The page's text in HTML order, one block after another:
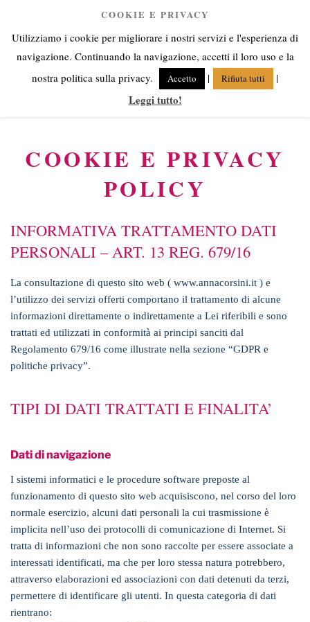
contenuto
Anna Corsini
Angeli fra cielo e terra
Menu
COOKIE E PRIVACY
POLICY
INFORMATIVA TRATTAMENTO DATI
PERSONALI – ART. 13 REG. 679/16
La consultazione di questo sito web ( www.annacorsini.it ) e
l’utilizzo dei servizi offerti comportano il trattamento di alcune
informazioni direttamente o indirettamente a Lei riferibili e sono
trattati ed utilizzati in conformità ai principi sanciti dal
Regolamento 679/16 come illustrate nella sezione “GDPR e
politiche privacy”.
TIPI DI DATI TRATTATI E FINALITA’
Dati di navigazione
I sistemi informatici e le procedure software preposte al
funzionamento di questo sito web acquisiscono, nel corso del loro
normale esercizio, alcuni dati personali la cui trasmissione è
implicita nell’uso dei protocolli di comunicazione di Internet. Si
tratta di informazioni che non sono raccolte per essere associate a
interessati identificati, ma che per loro stessa natura potrebbero,
attraverso elaborazioni ed associazioni con dati detenuti da terzi,
permettere di identificare gli utenti. In questa categoria di dati
rientrano:
COOKIE E PRIVACY
Utilizziamo i cookie per migliorare i nostri servizi e l'esperienza di
navigazione. Continuando la navigazione, accetti il loro uso e la
nostra politica sulla privacy.
Accetto | Rifiuta tutti |
Leggi tutto!